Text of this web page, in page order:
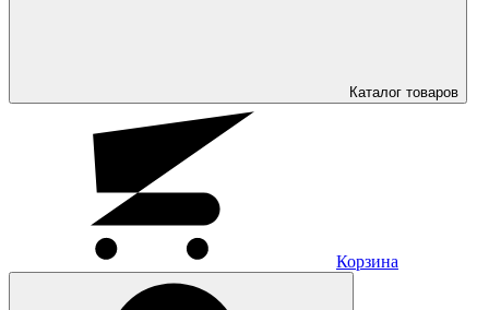
Каталог товаров
Корзина